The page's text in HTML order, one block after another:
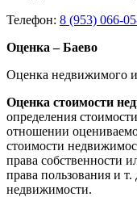
Телефон: 8 (953) 066-
Оценка – Баево
Оценка недвижимого
Оценка стоимости
определения
отношении
стоимости
права собственности
права пользования и
недвижимости.